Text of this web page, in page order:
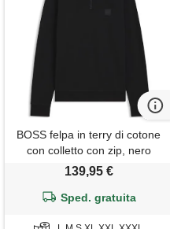
BOSS felpa in terry di cotone
con colletto con zip, nero
139,95 €
Sped. gratuita